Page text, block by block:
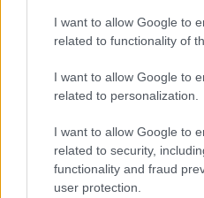
I want to allow Google to
related to functionality of
I want to allow Google to
related to personalization.
I want to allow Google to
related to security,
functionality and fraud
user protection.
Pestszentlőrinc XVIII.
Szinte teljes hosszában
lakótelep legfontosabb
Pestszentlőrinc egyik első
amelynek komplex